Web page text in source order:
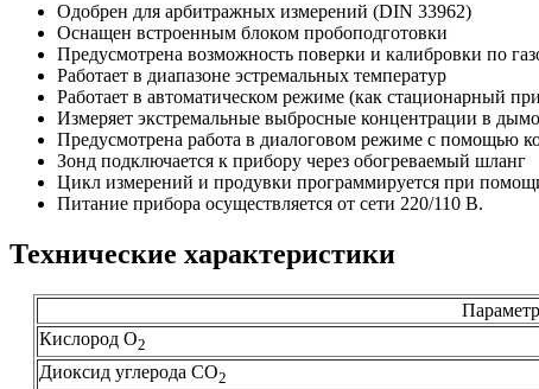
Одобрен для арбитражных измерений (DIN 33962)
Оснащен встроенным блоком пробоподготовки
Предусмотрена возможность поверки и калибровки по
Работает в диапазоне эстремальных температур
Работает в автоматическом режиме (как стационарный
Измеряет экстремальные выбросные концентрации в
Предусмотрена работа в диалоговом режиме с помощью
Зонд подключается к прибору через обогреваемый шланг
Цикл измерений и продувки программируется при
Питание прибора осуществляется от сети 220/110 В.
Технические характеристики
Параметр
Кислород О2
Диоксид углерода СО2